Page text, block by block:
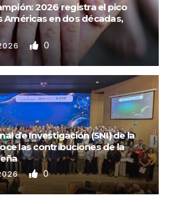
2026 registra el pico
Américas en dos décadas,
0
de Investigación (SNI) de la
las contribuciones de la
0